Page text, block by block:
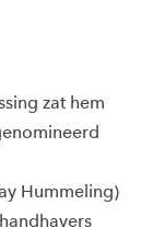
zat hem
Hummeling)